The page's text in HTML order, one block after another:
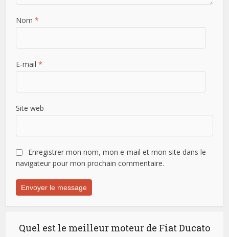
Nom*
E-mail*
Site web
Enregistrer mon nom, mon e-mail et mon site dans le
navigateur pour mon prochain commentaire.
Quel est le meilleur moteur de Fiat Ducato